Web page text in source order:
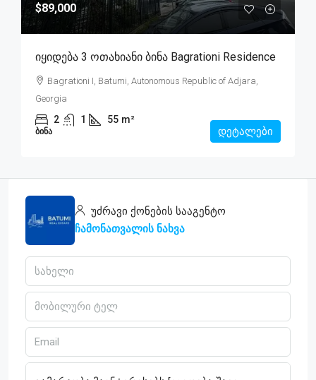
$89,000
Იყიდება 3 Ოთახიანი Ბინა Bagrationi Residence
Bagrationi I, Batumi, Autonomous Republic of Adjara,
Georgia
2 1 55 m²
ᲑᲘᲜᲐ დეტალები
უძრავი ქონების სააგენტო
ჩამონათვალის ნახვა